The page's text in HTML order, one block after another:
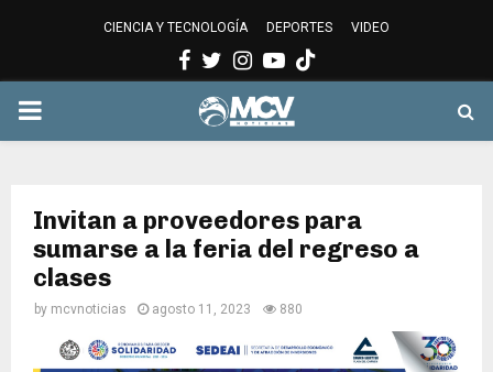
CIENCIA Y TECNOLOGÍA DEPORTES VIDEO
Facebook
Twitter
Instagram
Youtube
PRIMARY
Invitan a proveedores para
sumarse a la feria del regreso a
clases
by mcvnoticias agosto 11, 2023 880